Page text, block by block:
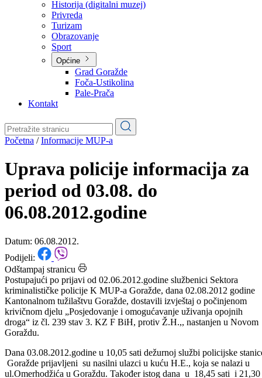
O kantonu
O kantonu
Simboli kantona (Grb, zastava)
Historija (digitalni muzej)
Privreda
Turizam
Obrazovanje
Općine
Pale-Prača
Kontakt
Početna/Informacije MUP-a
Uprava policije informacija za
period od 03.08. do
06.08.2012.godine
Datum: 06.08.2012.
Podijeli:
Odštampaj stranicu
Postupajući po prijavi od 02.06.2012.godine službenici Sektora
kriminalističke policije K MUP-a Goražde, dana 02.08.2012 godine
Kantonalnom tužilaštvu Goražde, dostavili izvještaj o počinjenom
droga“ iz čl. 239 stav 3. KZ F BiH, protiv Ž.H.,, nastanjen u Novom
Goraždu.